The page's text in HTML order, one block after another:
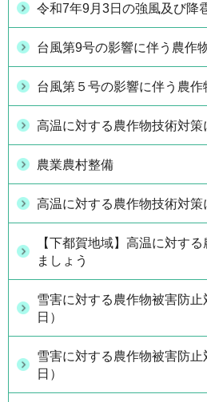
令和7年9月3日の強風及び降
台風第9号の影響に伴う農作
台風第５号の影響に伴う農
高温に対する農作物技術対策
農業農村整備
高温に対する農作物技術対策
【下都賀地域】高温に対す
ましょう
雪害に対する農作物被害防
日）
雪害に対する農作物被害防
日）